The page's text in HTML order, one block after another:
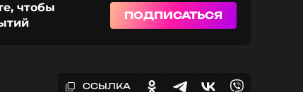
чтобы
ПОДПИСАТЬСЯ
ССЫЛКА